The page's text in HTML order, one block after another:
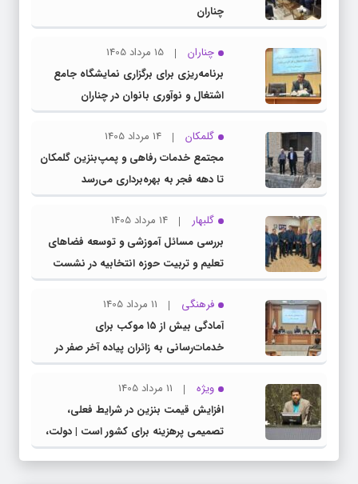
چناران
چناران
15 مرداد 1405
برنامه‌ریزی برای برگزاری نمایشگاه جامع
اشتغال و نوآوری بانوان در چناران
گلمکان
14 مرداد 1405
مجتمع خدمات رفاهی و پمپ‌بنزین گلمکان
تا دهه فجر به بهره‌برداری می‌رسد
گلبهار
14 مرداد 1405
بررسی مسائل آموزشی و توسعه فضاهای
تعلیم و تربیت حوزه انتخابیه در نشست
مشترک عضو کمیسیون آموزش مجلس با
مدیرکل آموزش و پرورش خراسان رضوی
فرهنگی
11 مرداد 1405
آمادگی بیش از ۱۵ موکب برای
خدمات‌رسانی به زائران پیاده آخر صفر در
شهرستان چناران
ویژه
11 مرداد 1405
افزایش قیمت بنزین در شرایط فعلی،
تصمیمی پرهزینه برای کشور است | دولت،
قاچاق سوخت و عوامل اصلی ناترازی را